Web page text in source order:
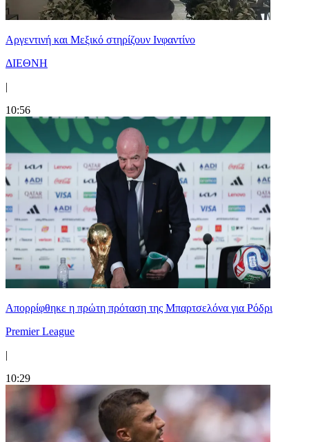
Αργεντινή και Μεξικό στηρίζουν Ινφαντίνο
ΔΙΕΘΝΗ
|
10:56
Απορρίφθηκε η πρώτη πρόταση της Μπαρτσελόνα για Ρόδρι
Premier League
|
10:29